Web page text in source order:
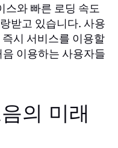
스와 빠른 로딩 속도
받고 있습니다. 사용
시 서비스를 이용할
이용하는 사용자들
의 미래